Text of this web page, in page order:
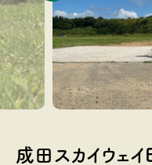
成田スカイウェ